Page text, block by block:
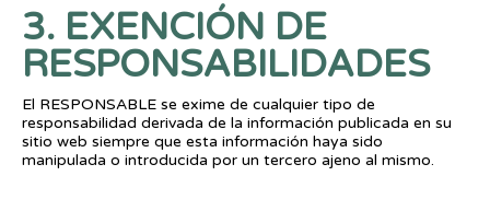
3. EXENCIÓN DE
RESPONSABILIDADES
El RESPONSABLE se exime de cualquier tipo de
responsabilidad derivada de la información publicada en su
sitio web siempre que esta información haya sido
manipulada o introducida por un tercero ajeno al mismo.